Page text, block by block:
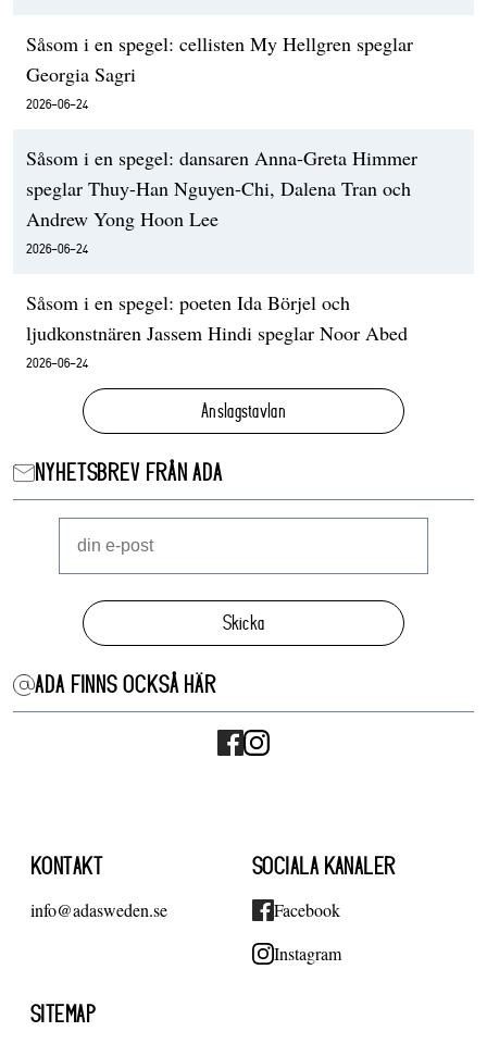
Såsom i en spegel: cellisten My Hellgren speglar
Georgia Sagri
2026-06-24
Såsom i en spegel: dansaren Anna-Greta Himmer
speglar Thuy-Han Nguyen-Chi, Dalena Tran och
Andrew Yong Hoon Lee
2026-06-24
Såsom i en spegel: poeten Ida Börjel och
ljudkonstnären Jassem Hindi speglar Noor Abed
2026-06-24
Anslagstavlan
NYHETSBREV FRÅN ADA
Skicka
ADA FINNS OCKSÅ HÄR
KONTAKT
info@adasweden.se
SOCIALA KANALER
Facebook
Instagram
SITEMAP